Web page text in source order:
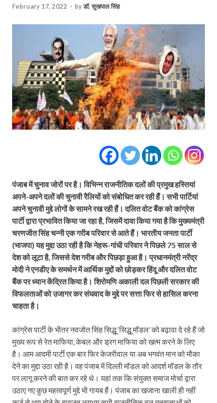
February 17, 2022 - byडॉ. सुखपाल सिंह
पंजाब में चुनाव जोरों पर है। विभिन्न राजनीतिक दलों की प्रमुख हस्तियां
अपने-अपने दलों की चुनावी रैलियों को संबोधित कर रही हैं। सभी पार्टियां
अपने चुनावी मुद्दे लोगों के सामने रख रही हैं। दलित वोट बैंक को कांग्रेस
पार्टी द्वारा प्रभावित किया जा रहा है, जिसमें दावा किया गया है कि मुख्यमंत्री
चरणजीत सिंह चन्नी एक गरीब परिवार से आते हैं। भारतीय जनता पार्टी
(भाजपा) यह मुद्दा उठा रही है कि नेहरू-गांधी परिवार ने पिछले 75 साल से
देश को लूटा है, जिससे देश गरीब और पिछड़ा हुआ है। प्रधानमंत्री नरेंद्र
मोदी ने एनडीए के समर्थन में आर्थिक मुद्दों को छोड़कर हिंदू और दलित वोट
बैंक पर ध्यान केंद्रित किया है। शिरोमणि अकाली दल पिछली सरकार की
विफलताओं को उजागर कर संघवाद के मुद्दे पर सत्ता फिर से हासिल करना
चाहता है।
कांग्रेस पार्टी के भीतर नवजोत सिंह सिद्धू ‘सिद्धू मॉडल’ को बढ़ावा दे रहे हैं जो
मुख्य रूप से रेत माफिया, केबल और ड्रग माफिया को खत्म करने के लिए
है। आम आदमी पार्टी एक बार फिर केजरीवाल या अब भगवंत मान को मौका
देने का मुद्दा उठा रही है। वह पंजाब में दिल्ली मॉडल को आदर्श मॉडल के तौर
पर लागू करने की बात कर रहे थे। यहां तक कि संयुक्त समाज मोर्चा द्वारा
उठाए गए कुछ महत्वपूर्ण मुद्दे भी गायब हैं। पंजाब का खजाना खाली ही नहीं